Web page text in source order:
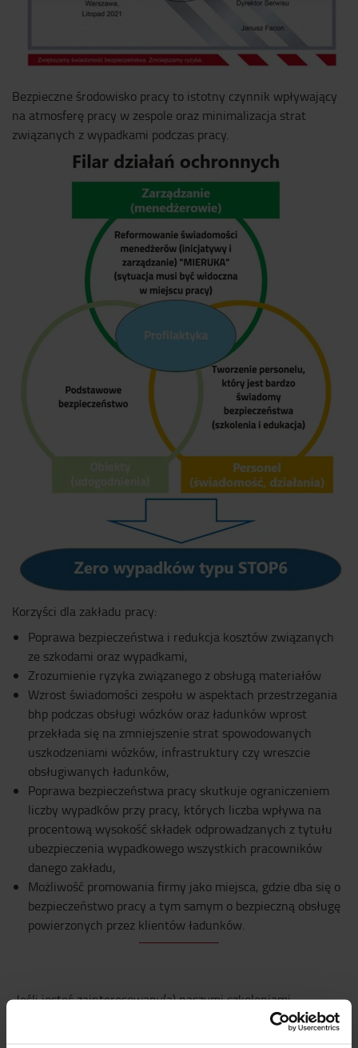
Bezpieczne środowisko pracy to istotny czynnik wpływający
na atmosferę pracy w zespole oraz minimalizacja strat
związanych z wypadkami podczas pracy.
Korzyści dla zakładu pracy:
Poprawa bezpieczeństwa i redukcja kosztów związanych
ze szkodami oraz wypadkami,
Zrozumienie ryzyka związanego z obsługą materiałów
Wzrost świadomości zespołu w aspektach przestrzegania
bhp podczas obsługi wózków oraz ładunków wprost
przekłada się na zmniejszenie strat spowodowanych
uszkodzeniami wózków, infrastruktury czy wreszcie
obsługiwanych ładunków,
Poprawa bezpieczeństwa pracy skutkuje ograniczeniem
liczby wypadków przy pracy, których liczba wpływa na
procentową wysokość składek odprowadzanych z tytułu
ubezpieczenia wypadkowego wszystkich pracowników
danego zakładu,
Możliwość promowania firmy jako miejsca, gdzie dba się o
bezpieczeństwo pracy a tym samym o bezpieczną obsługę
powierzonych przez klientów ładunków.
Jeśli jesteś zainteresowany(a) naszymi szkoleniami,
prosimy o kontakt za pośrednictwem tego formularza.